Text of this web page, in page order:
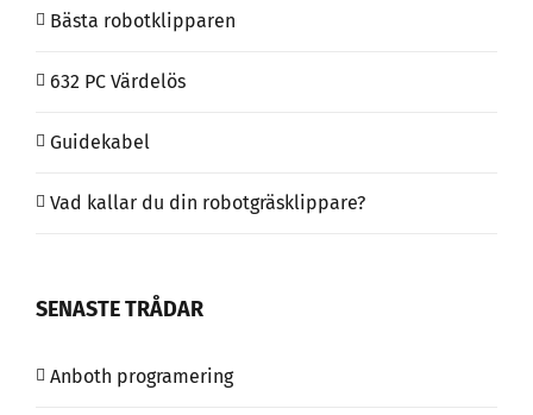
Bästa robotklipparen
632 PC Värdelös
Guidekabel
Vad kallar du din robotgräsklippare?
SENASTE TRÅDAR
Anboth programering